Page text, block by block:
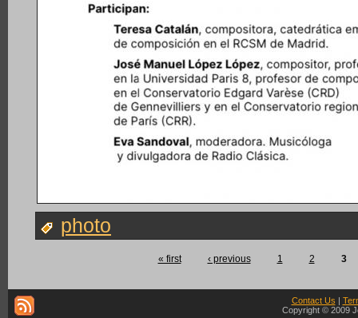
photo
« first ‹ previous 1 2 3
Contact Us
Copyright © 2009